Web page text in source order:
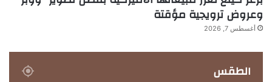
وعروض ترويجية مؤقتة
أغسطس 7, 2026
الطقس